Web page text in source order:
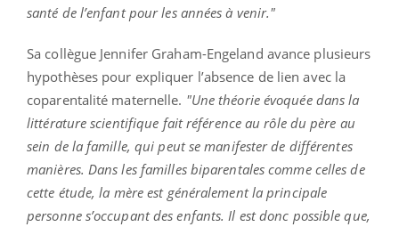
santé de l’enfant pour les années à venir."
Sa collègue Jennifer Graham-Engeland avance plusieurs
hypothèses pour expliquer l’absence de lien avec la
coparentalité maternelle. "Une théorie évoquée dans la
littérature scientifique fait référence au rôle du père au
sein de la famille, qui peut se manifester de différentes
manières. Dans les familles biparentales comme celles de
cette étude, la mère est généralement la principale
personne s’occupant des enfants. Il est donc possible que,